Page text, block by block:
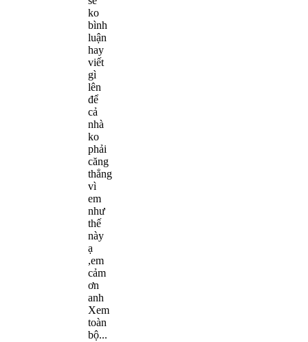
ko
bình
luận
hay
viết
gì
lên
để
cả
nhà
ko
phải
căng
thẳng
vì
em
như
thế
này
ạ
,em
cảm
ơn
anh
Xem
toàn
bộ...